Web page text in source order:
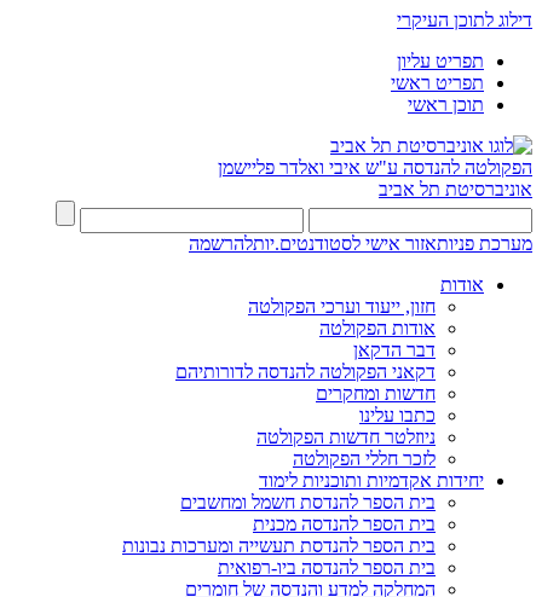
דילוג לתוכן העיקרי
תפריט עליון
תפריט ראשי
תוכן ראשי
הפקולטה להנדסה ע"ש איבי ואלדר פליישמן
אוניברסיטת תל אביב
מערכת פניותאזור אישי לסטודנטים.יותלהרשמה
אודות
חזון, ייעוד וערכי הפקולטה
אודות הפקולטה
דבר הדקאן
דקאני הפקולטה להנדסה לדורותיהם
חדשות ומחקרים
כתבו עלינו
ניוזלטר חדשות הפקולטה
לזכר חללי הפקולטה
יחידות אקדמיות ותוכניות לימוד
בית הספר להנדסת חשמל ומחשבים
בית הספר להנדסה מכנית
בית הספר להנדסת תעשייה ומערכות נבונות
בית הספר להנדסה ביו-רפואית
המחלקה למדע והנדסה של חומרים